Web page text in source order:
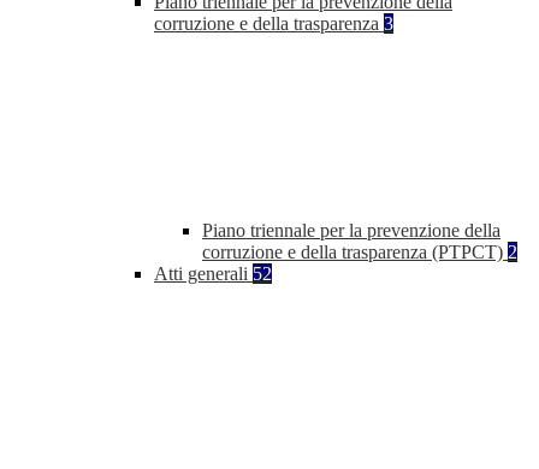
corruzione e della trasparenza 3
Piano triennale per la prevenzione della
corruzione e della trasparenza (PTPCT) 2
Atti generali 52